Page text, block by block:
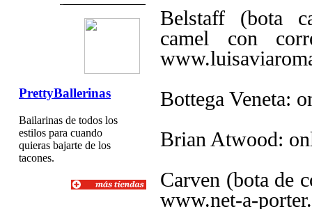
PrettyBallerinas
Bailarinas de todos los
estilos para cuando
quieras bajarte de los
tacones.
Belstaff (bota
camel con
Bottega Veneta:
Brian Atwood:
Carven (bota de
www.net-a-